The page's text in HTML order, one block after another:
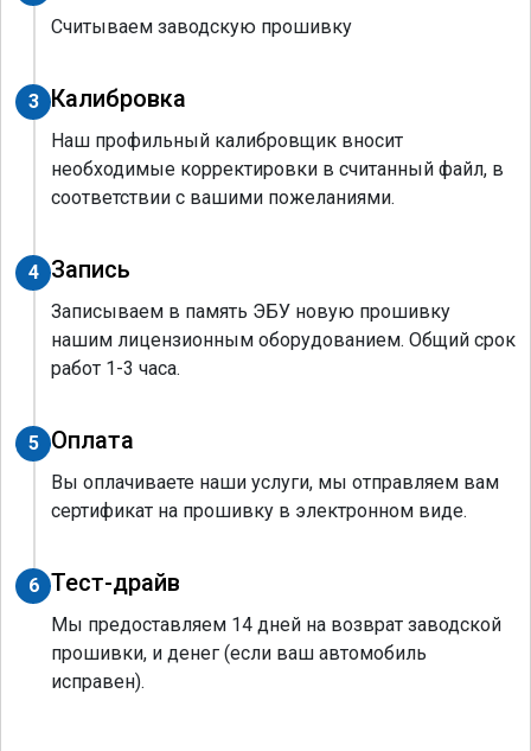
Считываем заводскую прошивку
3 Калибровка
Наш профильный калибровщик вносит
необходимые корректировки в считанный файл, в
соответствии с вашими пожеланиями.
4 Запись
Записываем в память ЭБУ новую прошивку
нашим лицензионным оборудованием. Общий срок
работ 1-3 часа.
5 Оплата
Вы оплачиваете наши услуги, мы отправляем вам
сертификат на прошивку в электронном виде.
6 Тест-драйв
Мы предоставляем 14 дней на возврат заводской
прошивки, и денег (если ваш автомобиль
исправен).